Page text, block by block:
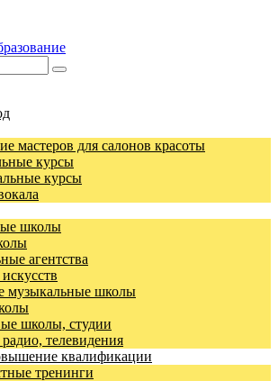
мастеров для салонов красоты
курсы
курсы
школы
агентства
музыкальные школы
школы, студии
телевидения
квалификации
тренинги